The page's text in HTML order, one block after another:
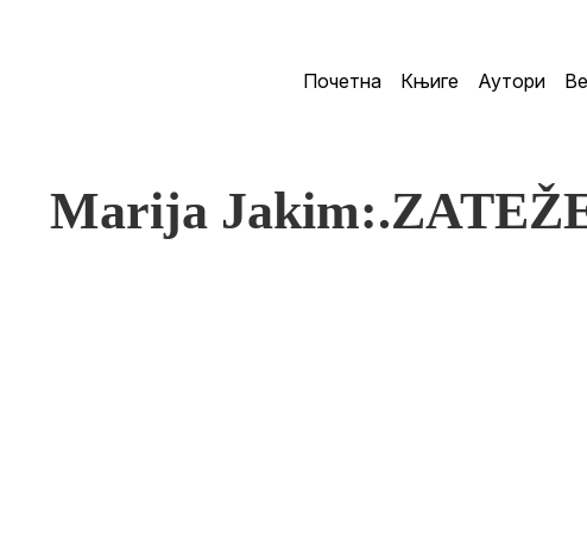
Почетна Књиге Аутори
Marija